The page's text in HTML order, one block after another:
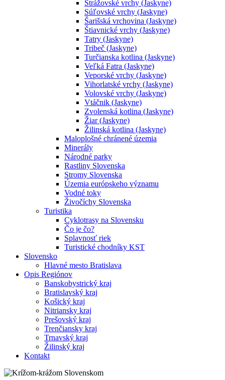
Strážovské vrchy (Jaskyne)
Súľovské vrchy (Jaskyne)
Šarišská vrchovina (Jaskyne)
Štiavnické vrchy (Jaskyne)
Tatry (Jaskyne)
Tribeč (Jaskyne)
Turčianska kotlina (Jaskyne)
Veľká Fatra (Jaskyne)
Veporské vrchy (Jaskyne)
Vihorlatské vrchy (Jaskyne)
Volovské vrchy (Jaskyne)
Vtáčnik (Jaskyne)
Zvolenská kotlina (Jaskyne)
Žiar (Jaskyne)
Žilinská kotlina (Jaskyne)
Maloplošné chránené územia
Minerály
Národné parky
Rastliny Slovenska
Stromy Slovenska
Územia európskeho významu
Vodné toky
Živočíchy Slovenska
Turistika
Cyklotrasy na Slovensku
Čo je čo?
Splavnosť riek
Turistické chodníky KST
Slovensko
Hlavné mesto Bratislava
Opis Regiónov
Banskobystrický kraj
Bratislavský kraj
Košický kraj
Nitriansky kraj
Prešovský kraj
Trenčiansky kraj
Trnavský kraj
Žilinský kraj
Kontakt